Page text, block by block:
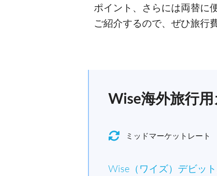
ポイント、さらには両替に
ご紹介するので、ぜひ旅行
Wise海外旅行
ミッドマーケットレート
Wise（ワイズ）デビッ